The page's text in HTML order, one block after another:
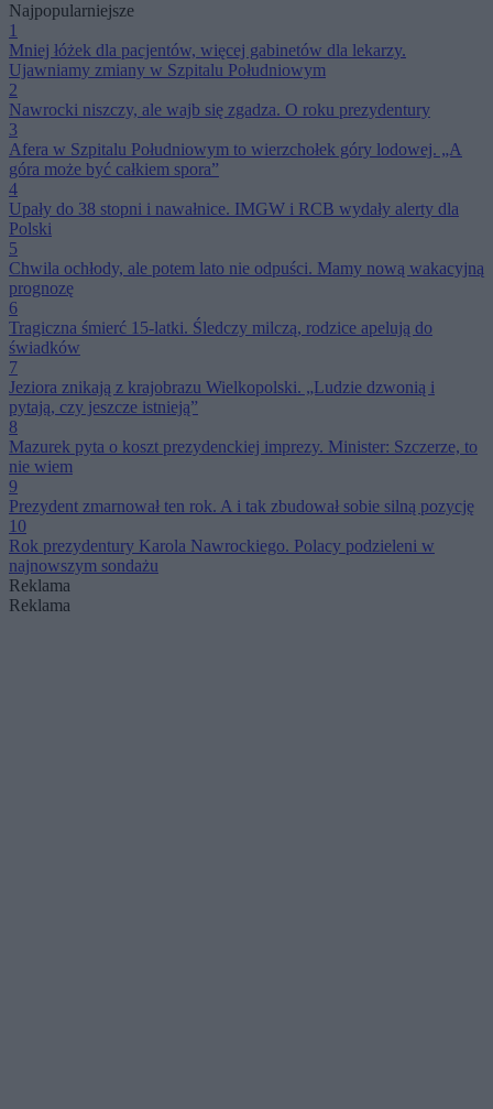
Najpopularniejsze
1
Mniej łóżek dla pacjentów, więcej gabinetów dla lekarzy.
Ujawniamy zmiany w Szpitalu Południowym
2
Nawrocki niszczy, ale wajb się zgadza. O roku prezydentury
3
Afera w Szpitalu Południowym to wierzchołek góry lodowej. „A
góra może być całkiem spora”
4
Upały do 38 stopni i nawałnice. IMGW i RCB wydały alerty dla
Polski
5
Chwila ochłody, ale potem lato nie odpuści. Mamy nową wakacyjną
prognozę
6
Tragiczna śmierć 15-latki. Śledczy milczą, rodzice apelują do
świadków
7
Jeziora znikają z krajobrazu Wielkopolski. „Ludzie dzwonią i
pytają, czy jeszcze istnieją”
8
Mazurek pyta o koszt prezydenckiej imprezy. Minister: Szczerze, to
nie wiem
9
Prezydent zmarnował ten rok. A i tak zbudował sobie silną pozycję
10
Rok prezydentury Karola Nawrockiego. Polacy podzieleni w
najnowszym sondażu
Reklama
Reklama